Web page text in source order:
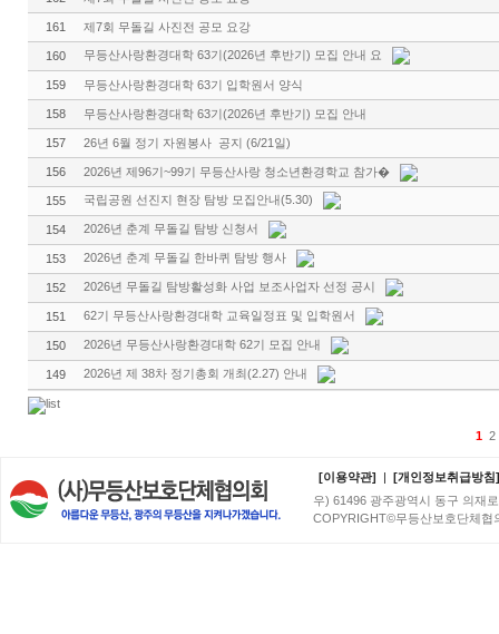
161 제7회 무돌길 사진전 공모 요강
160 무등산사랑환경대학 63기(2026년 후반기) 모집 안내 요
159 무등산사랑환경대학 63기 입학원서 양식
158 무등산사랑환경대학 63기(2026년 후반기) 모집 안내
157 26년 6월 정기 자원봉사 공지 (6/21일)
156 2026년 제96기~99기 무등산사랑 청소년환경학교 참가�
155 국립공원 선진지 현장 탐방 모집안내(5.30)
154 2026년 춘계 무돌길 탐방 신청서
153 2026년 춘계 무돌길 한바퀴 탐방 행사
152 2026년 무돌길 탐방활성화 사업 보조사업자 선정 공시
151 62기 무등산사랑환경대학 교육일정표 및 입학원서
150 2026년 무등산사랑환경대학 62기 모집 안내
149 2026년 제 38차 정기총회 개최(2.27) 안내
1 2
[이용약관] | [개인정보취급방침]
우) 61496 광주광역시 동구 의재
COPYRIGHT©무등산보호단체협